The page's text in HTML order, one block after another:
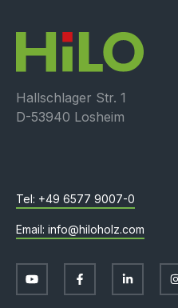
Hallschlager Str. 1
D-53940 Losheim
+49 6577 9007-0
info@hiloholz.com